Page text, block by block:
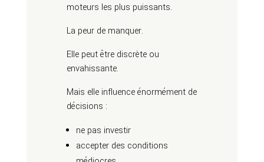
moteurs les plus puissants.
La peur de manquer.
Elle peut être discrète ou
envahissante.
Mais elle influence énormément de
décisions :
ne pas investir
accepter des conditions